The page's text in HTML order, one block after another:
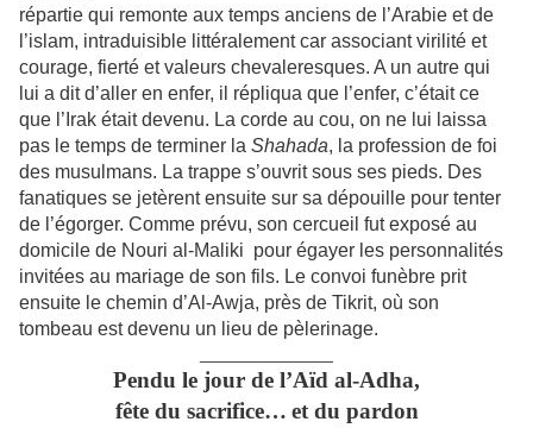
répartie qui remonte aux temps anciens de l’Arabie et de
l’islam, intraduisible littéralement car associant virilité et
courage, fierté et valeurs chevaleresques. A un autre qui
lui a dit d’aller en enfer, il répliqua que l’enfer, c’était ce
que l’Irak était devenu. La corde au cou, on ne lui laissa
pas le temps de terminer la Shahada, la profession de foi
des musulmans. La trappe s’ouvrit sous ses pieds. Des
fanatiques se jetèrent ensuite sur sa dépouille pour tenter
de l’égorger. Comme prévu, son cercueil fut exposé au
domicile de Nouri al-Maliki pour égayer les personnalités
invitées au mariage de son fils. Le convoi funèbre prit
ensuite le chemin d’Al-Awja, près de Tikrit, où son
tombeau est devenu un lieu de pèlerinage.
Pendu le jour de l’Aïd al-Adha,
fête du sacrifice… et du pardon